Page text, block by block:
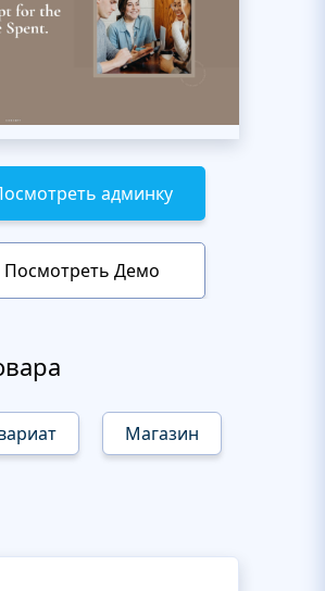
админку
Посмотреть Демо
Магазин